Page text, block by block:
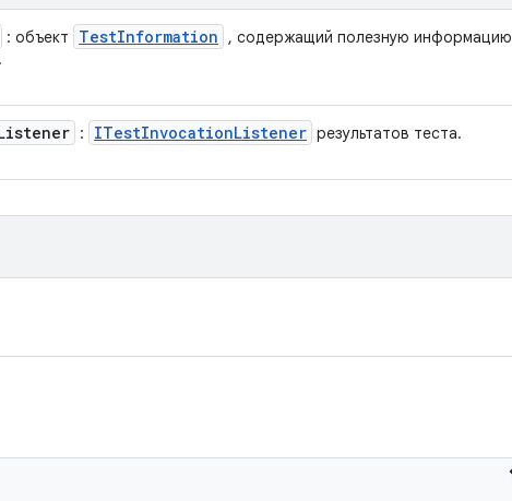
: объект TestInformation
, содержащий полезную информацию
: ITestInvocationListener результатов теста.